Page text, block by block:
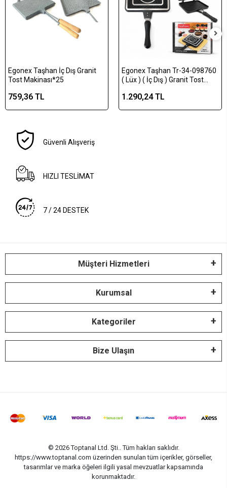
Egonex Taşhan İç Dış Granit
Tost Makinası*25
759,36 TL
Egonex Taşhan Tr-34-098760
( Lüx ) ( İç Dış ) Granit Tost
1.290,24 TL
Güvenli Alışveriş
HIZLI TESLİMAT
7 / 24 DESTEK
Müşteri Hizmetleri
Kurumsal
Kategoriler
Bize Ulaşın
© 2026 Toptanal Ltd. Şti.. Tüm hakları saklıdır.
https://www.toptanal.com üzerinden sunulan tüm içerikler, görseller,
tasarımlar ve marka öğeleri ilgili yasal mevzuatlar kapsamında
korunmaktadır.